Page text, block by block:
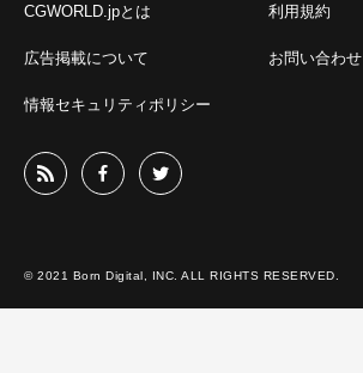
CGWORLD.jpとは 利用規約
広告掲載について お問い合わせ
情報セキュリティポリシー
© 2021 Born Digital, INC. ALL RIGHTS RESERVED.